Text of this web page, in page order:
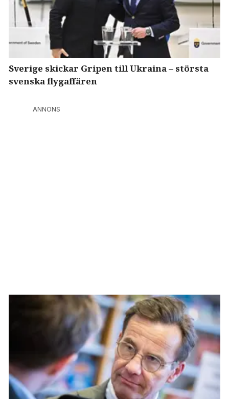
Sverige skickar Gripen till Ukraina – största
svenska flygaffären
ANNONS